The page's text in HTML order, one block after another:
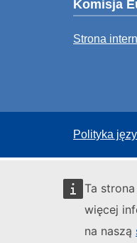
Ta
więcej
na naszą
Komisja
Strona
Polityka